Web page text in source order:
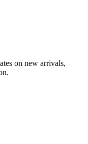
on new arrivals,